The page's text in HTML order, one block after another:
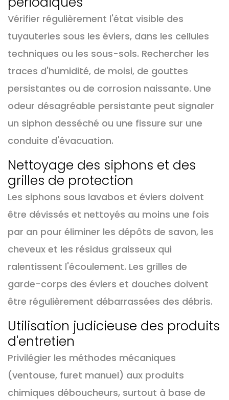
Vérifier régulièrement l'état visible des
tuyauteries sous les éviers, dans les cellules
techniques ou les sous-sols. Rechercher les
traces d'humidité, de moisi, de gouttes
persistantes ou de corrosion naissante. Une
odeur désagréable persistante peut signaler
un siphon desséché ou une fissure sur une
conduite d'évacuation.
Nettoyage des siphons et des
grilles de protection
Les siphons sous lavabos et éviers doivent
être dévissés et nettoyés au moins une fois
par an pour éliminer les dépôts de savon, les
cheveux et les résidus graisseux qui
ralentissent l'écoulement. Les grilles de
garde-corps des éviers et douches doivent
être régulièrement débarrassées des débris.
Utilisation judicieuse des produits
d'entretien
Privilégier les méthodes mécaniques
(ventouse, furet manuel) aux produits
chimiques déboucheurs, surtout à base de